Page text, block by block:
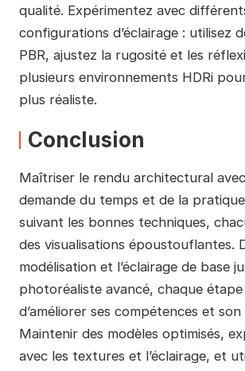
qualité. Expérimentez avec
configurations d’éclairage : utilisez
PBR, ajustez la rugosité et les
plusieurs environnements HDRi
plus réaliste.
Conclusion
Maîtriser le rendu architectural
demande du temps et de la
suivant les bonnes techniques,
des visualisations époustouflantes.
modélisation et l’éclairage de base
photoréaliste avancé, chaque
d’améliorer ses compétences et
Maintenir des modèles optimisés,
avec les textures et l’éclairage, et